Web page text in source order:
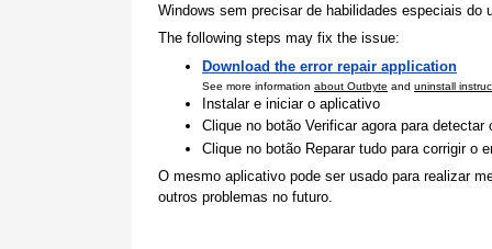
Windows sem precisar de habilidades especiais do
The following steps may fix the issue:
Download the error repair application
See more information about Outbyte and uninstall
Instalar e iniciar o aplicativo
Clique no botão Verificar agora para detectar
Clique no botão Reparar tudo para corrigir o
O mesmo aplicativo pode ser usado para realizar
outros problemas no futuro.